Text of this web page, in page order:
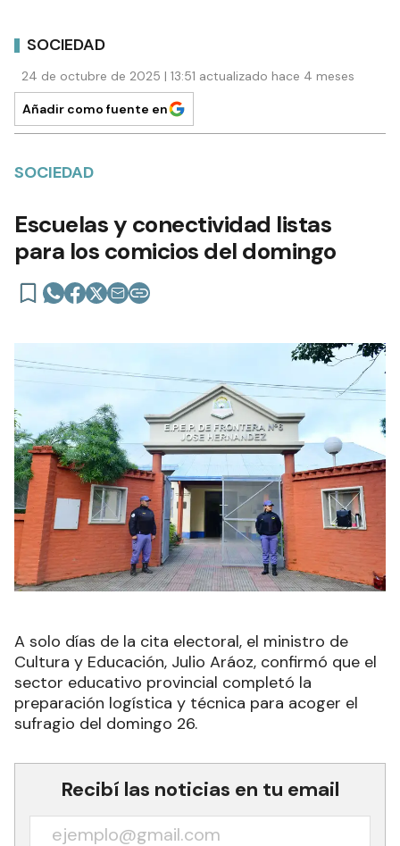
SOCIEDAD
24 de octubre de 2025 | 13:51 actualizado hace 4 meses
Añadir como fuente en
SOCIEDAD
Escuelas y conectividad listas
para los comicios del domingo
A solo días de la cita electoral, el ministro de
Cultura y Educación, Julio Aráoz, confirmó que el
sector educativo provincial completó la
preparación logística y técnica para acoger el
sufragio del domingo 26.
Recibí las noticias en tu email